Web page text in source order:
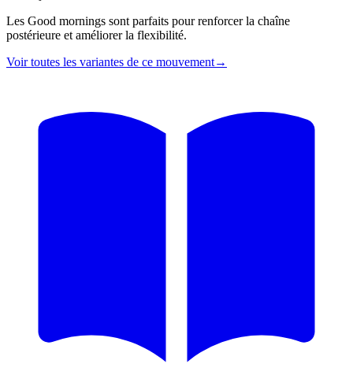
Les Good mornings sont parfaits pour renforcer la chaîne
postérieure et améliorer la flexibilité.
Voir toutes les variantes de ce mouvement→